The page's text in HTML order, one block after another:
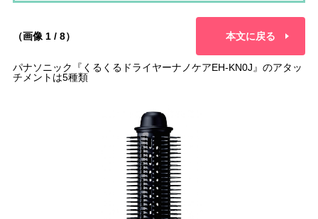
（画像 1 / 8） 本文に戻る
パナソニック『くるくるドライヤーナノケアEH-KN0J』のアタッ
チメントは5種類